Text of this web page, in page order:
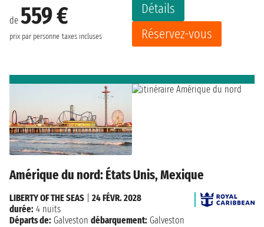
de 559 €
prix par personne taxes incluses
Détails
Réservez-vous
Amérique du nord: États Unis, Mexique
LIBERTY OF THE SEAS
24 FÉVR. 2028
durée: 4 nuits
Départs de: Galveston débarquement: Galveston